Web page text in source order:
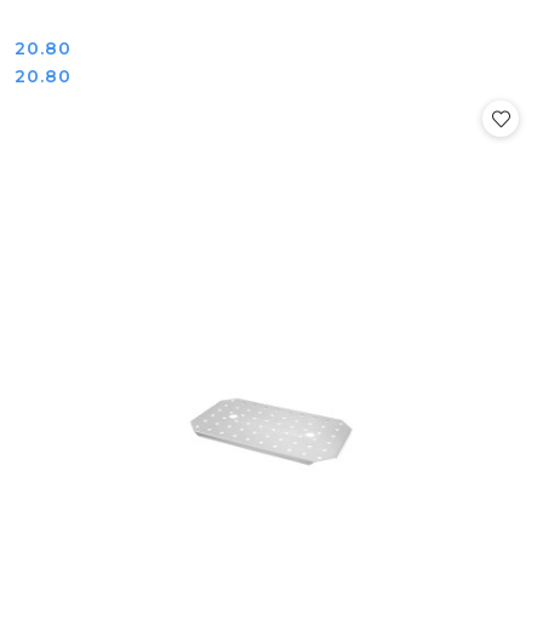
Cena:
20.80
Cena:
20.80